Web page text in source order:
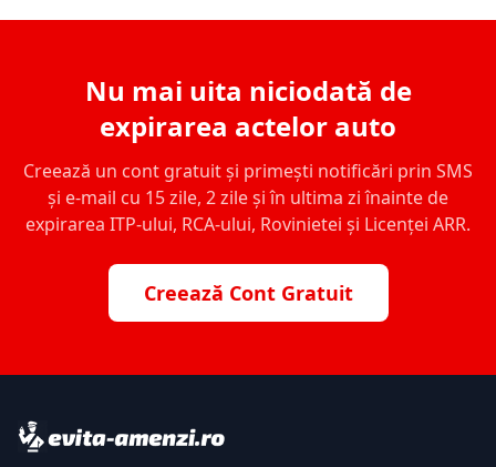
Nu mai uita niciodată de
expirarea actelor auto
Creează un cont gratuit și primești notificări prin SMS
și e-mail cu 15 zile, 2 zile și în ultima zi înainte de
expirarea ITP-ului, RCA-ului, Rovinietei și Licenței ARR.
Creează Cont Gratuit